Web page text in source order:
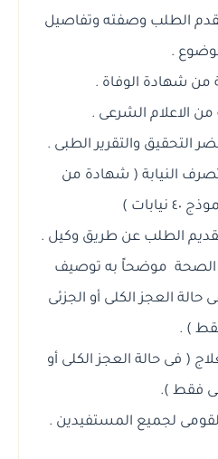
الطلب وصفته وتفاصيل
.
النيابة ( شهادة من
)
الصحة موضحاً به توصيف
العجز الكلى أو الجزئى
) .
( فى حالة العجز الكلى أو
فقط ).